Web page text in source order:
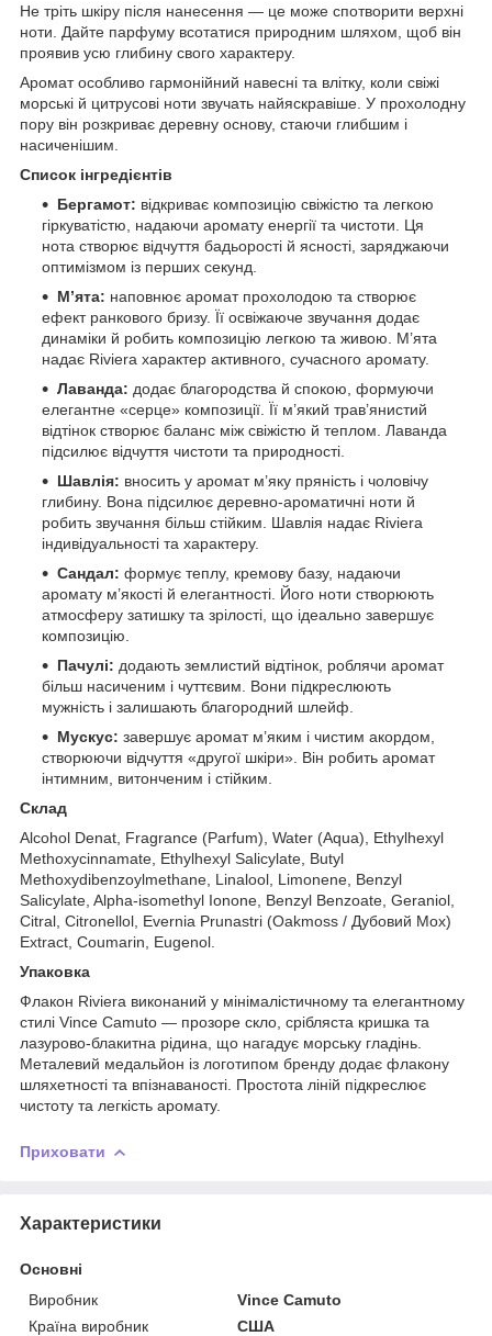
Не тріть шкіру після нанесення — це може спотворити верхні
ноти. Дайте парфуму всотатися природним шляхом, щоб він
проявив усю глибину свого характеру.
Аромат особливо гармонійний навесні та влітку, коли свіжі
морські й цитрусові ноти звучать найяскравіше. У прохолодну
пору він розкриває деревну основу, стаючи глибшим і
насиченішим.
Список інгредієнтів
Бергамот: відкриває композицію свіжістю та легкою
гіркуватістю, надаючи аромату енергії та чистоти. Ця
нота створює відчуття бадьорості й ясності, заряджаючи
оптимізмом із перших секунд.
М’ята: наповнює аромат прохолодою та створює
ефект ранкового бризу. Її освіжаюче звучання додає
динаміки й робить композицію легкою та живою. М’ята
надає Riviera характер активного, сучасного аромату.
Лаванда: додає благородства й спокою, формуючи
елегантне «серце» композиції. Її м’який трав’янистий
відтінок створює баланс між свіжістю й теплом. Лаванда
підсилює відчуття чистоти та природності.
Шавлія: вносить у аромат м’яку пряність і чоловічу
глибину. Вона підсилює деревно-ароматичні ноти й
робить звучання більш стійким. Шавлія надає Riviera
індивідуальності та характеру.
Сандал: формує теплу, кремову базу, надаючи
аромату м’якості й елегантності. Його ноти створюють
атмосферу затишку та зрілості, що ідеально завершує
композицію.
Пачулі: додають землистий відтінок, роблячи аромат
більш насиченим і чуттєвим. Вони підкреслюють
мужність і залишають благородний шлейф.
Мускус: завершує аромат м’яким і чистим акордом,
створюючи відчуття «другої шкіри». Він робить аромат
інтимним, витонченим і стійким.
Cклад
Alcohol Denat, Fragrance (Parfum), Water (Aqua), Ethylhexyl
Methoxycinnamate, Ethylhexyl Salicylate, Butyl
Methoxydibenzoylmethane, Linalool, Limonene, Benzyl
Salicylate, Alpha-isomethyl Ionone, Benzyl Benzoate, Geraniol,
Citral, Citronellol, Evernia Prunastri (Oakmoss / Дубовий Мох)
Extract, Coumarin, Eugenol.
Упаковка
Флакон Riviera виконаний у мінімалістичному та елегантному
стилі Vince Camuto — прозоре скло, срібляста кришка та
лазурово-блакитна рідина, що нагадує морську гладінь.
Металевий медальйон із логотипом бренду додає флакону
шляхетності та впізнаваності. Простота ліній підкреслює
чистоту та легкість аромату.
Приховати
Характеристики
Основні
Виробник
Vince Camuto
Країна виробник
США